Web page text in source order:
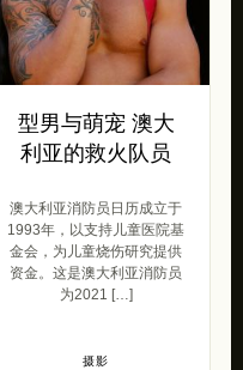
型男与萌宠 澳大
利亚的救火队员
澳大利亚消防员日历成立于
1993年，以支持儿童医院基
金会，为儿童烧伤研究提供
资金。这是澳大利亚消防员
为2021 […]
摄影